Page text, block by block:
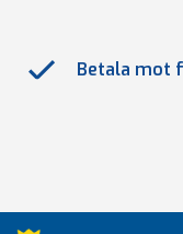
Betala mot